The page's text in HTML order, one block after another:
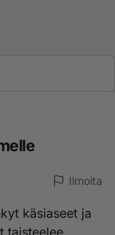
Ilmoita
käsiaseet ja
taisteelee